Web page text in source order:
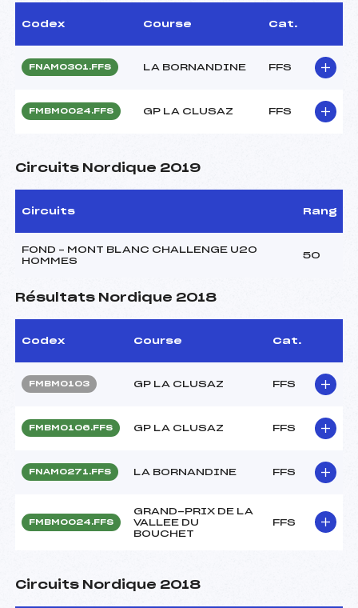
Codex Course Cat.
FNAM0301.FFS LA BORNANDINE FFS
FMBM0024.FFS GP LA CLUSAZ FFS
Circuits Nordique 2019
Circuits Rang
FOND – MONT BLANC CHALLENGE U20
HOMMES
50
Résultats Nordique 2018
Codex Course Cat.
FMBM0103 GP LA CLUSAZ FFS
FMBM0106.FFS GP LA CLUSAZ FFS
FNAM0271.FFS LA BORNANDINE FFS
FMBM0024.FFS
GRAND-PRIX DE LA
VALLEE DU
BOUCHET
FFS
Circuits Nordique 2018